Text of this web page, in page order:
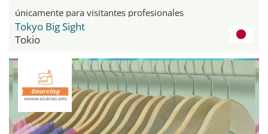
únicamente para visitantes profesionales
Tokyo Big Sight
Tokio